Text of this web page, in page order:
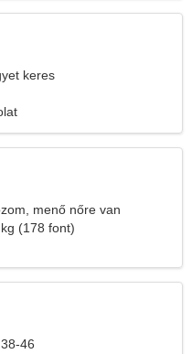
keres
menő nőre van
(178 font)
46